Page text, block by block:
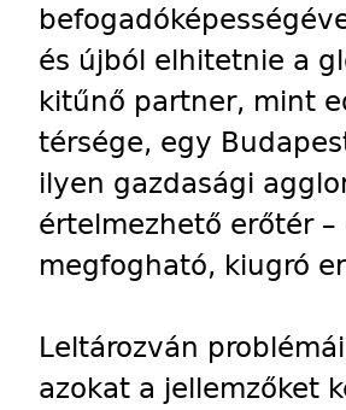
és újból elhitetnie a
kitűnő partner, mint
térsége, egy
ilyen gazdasági
értelmezhető erőtér
megfogható, kiugró
Leltározván
azokat a jellemzőket